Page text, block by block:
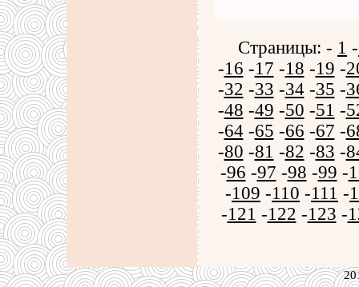
Страницы: - 1 -
-16 -17 -18 -19 -
-32 -33 -34-35 -
-48 -49 -50 -51 -
-64-65 -66 -67 -
-80 -81 -82 -83 -
-96 -97 -98 -99 -
-109 -110 -111 -
-121 -122 -123 -